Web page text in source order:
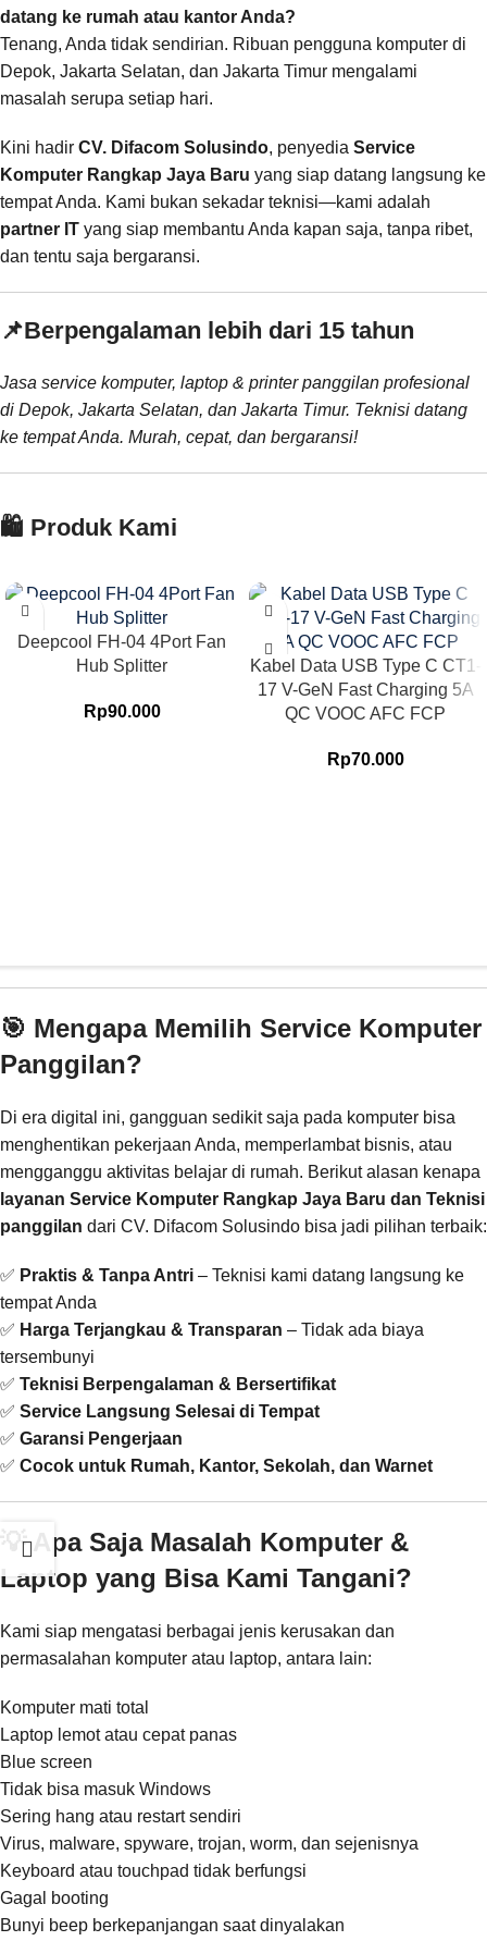
datang ke rumah atau kantor Anda?
Tenang, Anda tidak sendirian. Ribuan pengguna komputer di
Depok, Jakarta Selatan, dan Jakarta Timur mengalami
masalah serupa setiap hari.
Kini hadir CV. Difacom Solusindo, penyedia Service
Komputer Rangkap Jaya Baru yang siap datang langsung ke
tempat Anda. Kami bukan sekadar teknisi—kami adalah
partner IT yang siap membantu Anda kapan saja, tanpa ribet,
dan tentu saja bergaransi.
📌Berpengalaman lebih dari 15 tahun
Jasa service komputer, laptop & printer panggilan profesional
di Depok, Jakarta Selatan, dan Jakarta Timur. Teknisi datang
ke tempat Anda. Murah, cepat, dan bergaransi!
🛍️ Produk Kami
Deepcool FH-04 4Port Fan
Hub Splitter
Rp90.000
Kabel Data USB Type C CT1-
17 V-GeN Fast Charging 5A
QC VOOC AFC FCP
Rp70.000
🎯 Mengapa Memilih Service Komputer
Panggilan?
Di era digital ini, gangguan sedikit saja pada komputer bisa
menghentikan pekerjaan Anda, memperlambat bisnis, atau
mengganggu aktivitas belajar di rumah. Berikut alasan kenapa
layanan Service Komputer Rangkap Jaya Baru dan Teknisi
panggilan dari CV. Difacom Solusindo bisa jadi pilihan terbaik:
✅ Praktis & Tanpa Antri – Teknisi kami datang langsung ke
tempat Anda
✅ Harga Terjangkau & Transparan – Tidak ada biaya
tersembunyi
✅ Teknisi Berpengalaman & Bersertifikat
✅ Service Langsung Selesai di Tempat
✅ Garansi Pengerjaan
✅ Cocok untuk Rumah, Kantor, Sekolah, dan Warnet
💡 Apa Saja Masalah Komputer &
Laptop yang Bisa Kami Tangani?
Kami siap mengatasi berbagai jenis kerusakan dan
permasalahan komputer atau laptop, antara lain:
Komputer mati total
Laptop lemot atau cepat panas
Blue screen
Tidak bisa masuk Windows
Sering hang atau restart sendiri
Virus, malware, spyware, trojan, worm, dan sejenisnya
Keyboard atau touchpad tidak berfungsi
Gagal booting
Bunyi beep berkepanjangan saat dinyalakan